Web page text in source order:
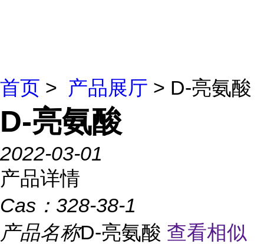
首页 > 产品展厅 > D-亮氨酸
D-亮氨酸
2022-03-01
产品详情
Cas： 328-38-1
产品名称D-亮氨酸 查看相似